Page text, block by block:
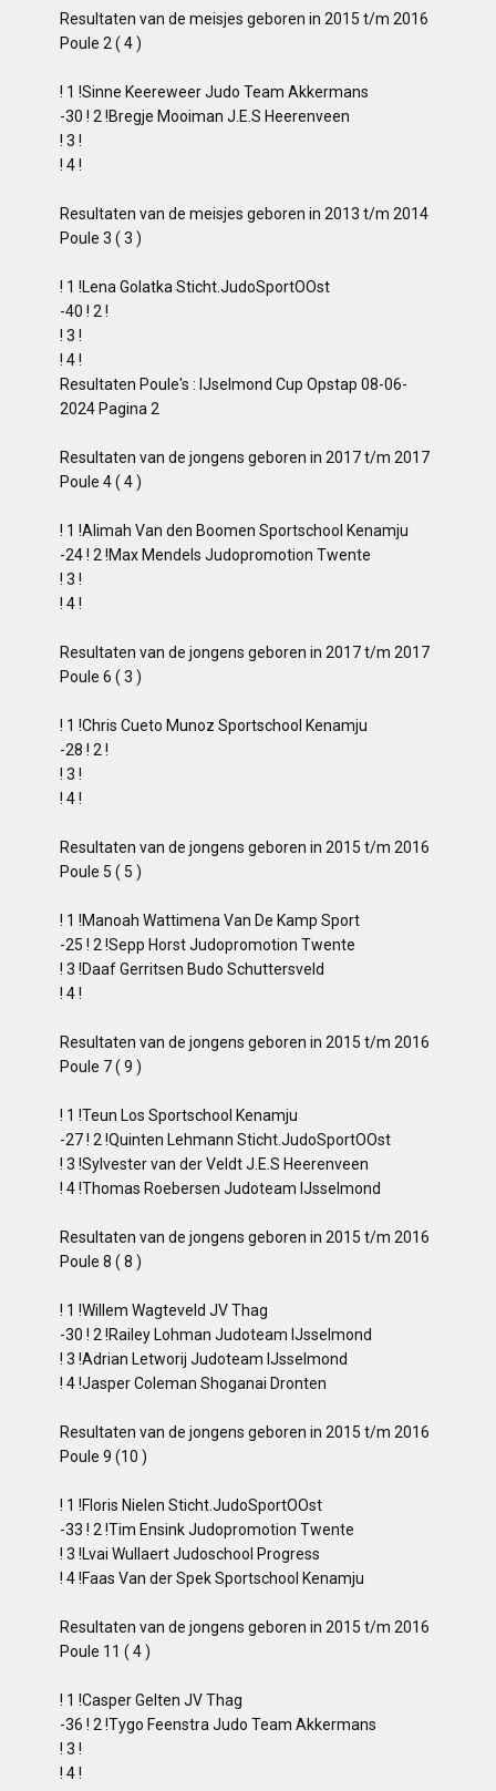
Resultaten van de meisjes geboren in 2015 t/m 2016
Poule 2 ( 4 )
! 1 !Sinne Keereweer Judo Team Akkermans
-30 ! 2 !Bregje Mooiman J.E.S Heerenveen
! 3 !
! 4 !
Resultaten van de meisjes geboren in 2013 t/m 2014
Poule 3 ( 3 )
! 1 !Lena Golatka Sticht.JudoSportOOst
-40 ! 2 !
! 3 !
! 4 !
Resultaten Poule's : IJselmond Cup Opstap 08-06-
2024 Pagina 2
Resultaten van de jongens geboren in 2017 t/m 2017
Poule 4 ( 4 )
! 1 !Alimah Van den Boomen Sportschool Kenamju
-24 ! 2 !Max Mendels Judopromotion Twente
! 3 !
! 4 !
Resultaten van de jongens geboren in 2017 t/m 2017
Poule 6 ( 3 )
! 1 !Chris Cueto Munoz Sportschool Kenamju
-28 ! 2 !
! 3 !
! 4 !
Resultaten van de jongens geboren in 2015 t/m 2016
Poule 5 ( 5 )
! 1 !Manoah Wattimena Van De Kamp Sport
-25 ! 2 !Sepp Horst Judopromotion Twente
! 3 !Daaf Gerritsen Budo Schuttersveld
! 4 !
Resultaten van de jongens geboren in 2015 t/m 2016
Poule 7 ( 9 )
! 1 !Teun Los Sportschool Kenamju
-27 ! 2 !Quinten Lehmann Sticht.JudoSportOOst
! 3 !Sylvester van der Veldt J.E.S Heerenveen
! 4 !Thomas Roebersen Judoteam IJsselmond
Resultaten van de jongens geboren in 2015 t/m 2016
Poule 8 ( 8 )
! 1 !Willem Wagteveld JV Thag
-30 ! 2 !Railey Lohman Judoteam IJsselmond
! 3 !Adrian Letworij Judoteam IJsselmond
! 4 !Jasper Coleman Shoganai Dronten
Resultaten van de jongens geboren in 2015 t/m 2016
Poule 9 (10 )
! 1 !Floris Nielen Sticht.JudoSportOOst
-33 ! 2 !Tim Ensink Judopromotion Twente
! 3 !Lvai Wullaert Judoschool Progress
! 4 !Faas Van der Spek Sportschool Kenamju
Resultaten van de jongens geboren in 2015 t/m 2016
Poule 11 ( 4 )
! 1 !Casper Gelten JV Thag
-36 ! 2 !Tygo Feenstra Judo Team Akkermans
! 3 !
! 4 !